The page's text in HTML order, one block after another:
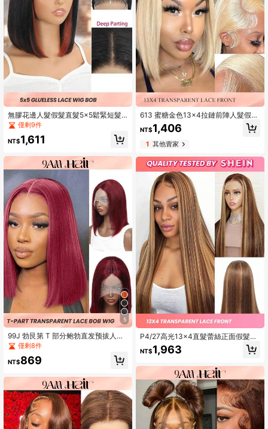
無膠花邊人髮假髮直髮5x5鬆緊短髮
假髮180％密度1b/350黑色薑橙漸變
色短髮bob Peekaboo 假髮頂級品質
女式短髮bob假髮8-12英寸
僅剩9件
NT$1,611
5
99J 勃艮第 T 部分鲍勃直发预拔人发
假发短巴西人发假发透明蕾丝人发假
发
僅剩8件
NT$869
613 蜜糖金色13x4拉鏈前陣人髮假
髮，女士專用150密度巴西Remy直髮
短波堆假髮
NT$1,406
1其他賣家
P4/27高光13x4直髮蕾絲正面假髮人
髮22-28英寸透明髮線180%密度,適用
於
NT$1,963